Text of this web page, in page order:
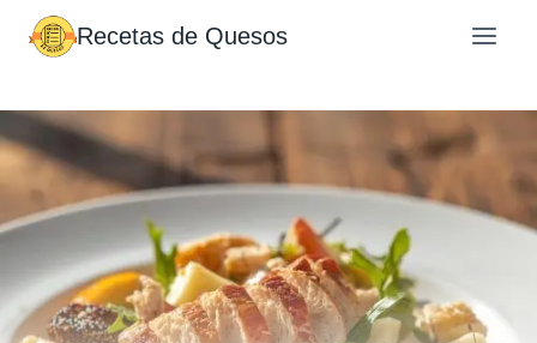
Saltar
Recetas de Quesos